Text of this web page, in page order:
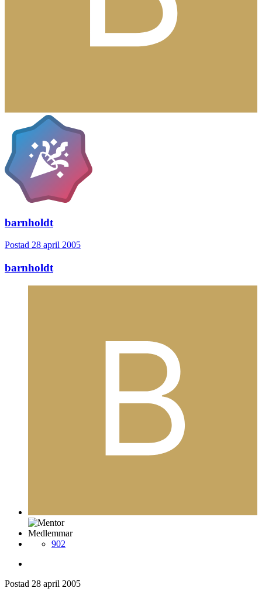
barnholdt
Postad 28 april 2005
barnholdt
Medlemmar
902
Postad 28 april 2005